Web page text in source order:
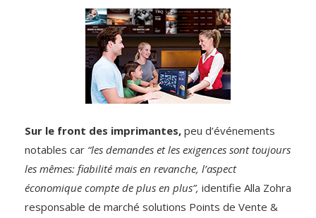
Sur le front des imprimantes, peu d’événements
notables car “les demandes et les exigences sont toujours
les mêmes: fiabilité mais en revanche, l’aspect
économique compte de plus en plus”, identifie Alla Zohra
responsable de marché solutions Points de Vente &